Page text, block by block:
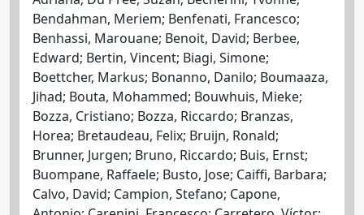
Bendahman, Meriem; Benfenati, Francesco;
Benhassi, Marouane; Benoit, David; Berbee,
Edward; Bertin, Vincent; Biagi, Simone;
Boettcher, Markus; Bonanno, Danilo; Boumaaza,
Jihad; Bouta, Mohammed; Bouwhuis, Mieke;
Bozza, Cristiano; Bozza, Riccardo; Branzas,
Horea; Bretaudeau, Felix; Bruijn, Ronald;
Brunner, Jurgen; Bruno, Riccardo; Buis, Ernst;
Buompane, Raffaele; Busto, Jose; Caiffi, Barbara;
Calvo, David; Campion, Stefano; Capone,